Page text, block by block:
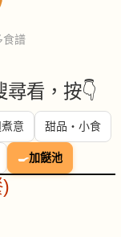
食譜
看，按👇
意 甜品・小食
🍳加餸池